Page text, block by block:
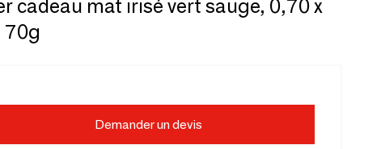
cadeau mat irisé vert sauge, 0,70 x
70g
Demander un devis